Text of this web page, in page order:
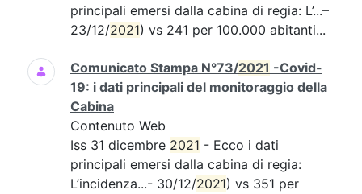
principali emersi dalla cabina di regia: L’...–
23/12/2021) vs 241 per 100.000 abitanti...
Comunicato Stampa N°73/2021 -Covid-
19: i dati principali del monitoraggio della
Cabina
Contenuto Web
Iss 31 dicembre 2021 - Ecco i dati
principali emersi dalla cabina di regia:
L’incidenza...- 30/12/2021) vs 351 per